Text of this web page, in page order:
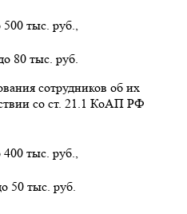
тыс. руб.,
80 тыс. руб.
сотрудников об их
со ст. 21.1 КоАП РФ
тыс. руб.,
50 тыс. руб.